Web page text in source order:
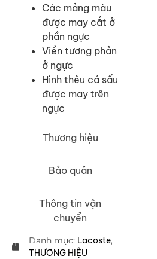
Thương hiệu
Bảo quản
Thông tin vận
chuyển
Các mảng màu
được may cắt ở
phần ngực
Viền tương phản
ở ngực
Hình thêu cá sấu
được may trên
ngực
Danh mục: Lacoste,
THƯƠNG HIỆU